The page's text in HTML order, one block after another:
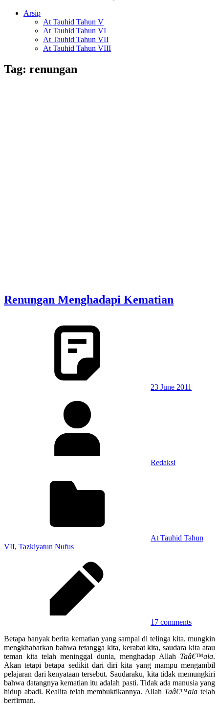
Arsip
At Tauhid Tahun V
At Tauhid Tahun VI
At Tauhid Tahun VII
At Tauhid Tahun VIII
Tag: renungan
Renungan Menghadapi Kematian
23 June 2011
Redaksi
At Tauhid Tahun
VII, Tazkiyatun Nufus
17 comments
Betapa banyak berita kematian yang sampai di telinga kita, mungkin
mengkhabarkan bahwa tetangga kita, kerabat kita, saudara kita atau
teman kita telah meninggal dunia, menghadap Allah Taâ€™ala.
Akan tetapi betapa sedikit dari diri kita yang mampu mengambil
pelajaran dari kenyataan tersebut. Saudaraku, kita tidak memungkiri
bahwa datangnya kematian itu adalah pasti. Tidak ada manusia yang
hidup abadi. Realita telah membuktikannya. Allah Taâ€™ala telah
berfirman.